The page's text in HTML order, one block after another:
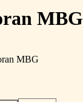
MBG
MBG